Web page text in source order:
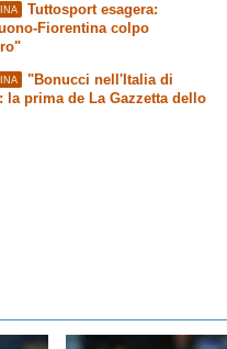
Tuttosport esagera:
Fiorentina colpo
"Bonucci nell'Italia di
la prima de La Gazzetta dello